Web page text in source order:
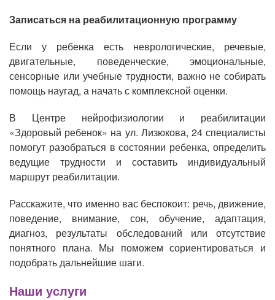
Записаться на реабилитационную программу
Если у ребенка есть неврологические, речевые,
двигательные, поведенческие, эмоциональные,
сенсорные или учебные трудности, важно не собирать
помощь наугад, а начать с комплексной оценки.
В Центре нейрофизиологии и реабилитации
«Здоровый ребенок» на ул. Лизюкова, 24 специалисты
помогут разобраться в состоянии ребенка, определить
ведущие трудности и составить индивидуальный
маршрут реабилитации.
Расскажите, что именно вас беспокоит: речь, движение,
поведение, внимание, сон, обучение, адаптация,
диагноз, результаты обследований или отсутствие
понятного плана. Мы поможем сориентироваться и
подобрать дальнейшие шаги.
Наши услуги